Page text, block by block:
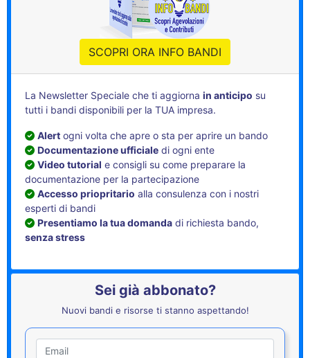
SCOPRI ORA INFO BANDI
La Newsletter Speciale che ti aggiorna in anticipo su
tutti i bandi disponibili per la TUA impresa.
Alert ogni volta che apre o sta per aprire un bando
Documentazione ufficiale di ogni ente
Video tutorial e consigli su come preparare la
documentazione per la partecipazione
Accesso priopritario alla consulenza con i nostri
esperti di bandi
Presentiamo la tua domanda di richiesta bando,
senza stress
Sei già abbonato?
Nuovi bandi e risorse ti stanno aspettando!